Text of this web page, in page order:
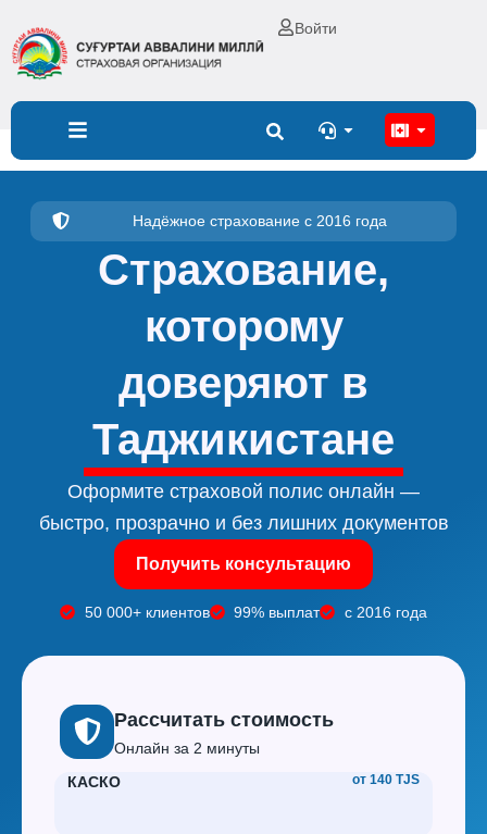
содержимому
Войти
Open Open
Надёжное страхование с 2016 года
Страхование,
которому
доверяют в
Таджикистане
Оформите страховой полис онлайн —
быстро, прозрачно и без лишних документов
Получить консультацию
50 000+ клиентов 99% выплат с 2016 года
Рассчитать стоимость
Онлайн за 2 минуты
КАСКО
от 140 TJS